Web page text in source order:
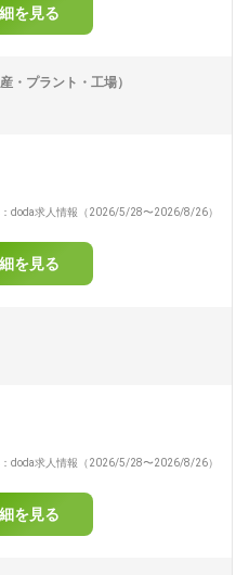
を見る
・プラント・工場）
doda求人情報（2026/5/28〜2026/8/26）
を見る
doda求人情報（2026/5/28〜2026/8/26）
を見る